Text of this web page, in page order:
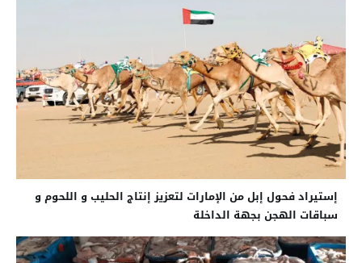
إستيراد فحول إبل من الإمارات لتعزيز إنتاج الحليب و اللحوم و
سباقات الهجن بجهة الداخلة